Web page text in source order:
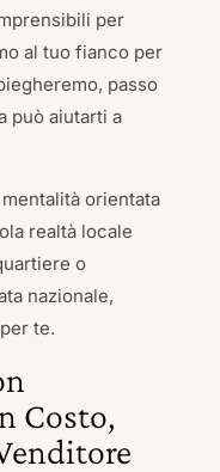
per
al tuo fianco per
passo
può aiutarti a
orientata
realtà locale
o
nazionale,
te.
Costo,